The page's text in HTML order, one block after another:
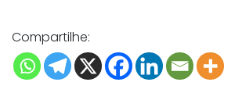
Compartilhe: